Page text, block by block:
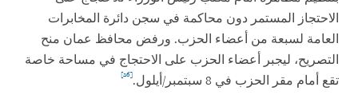
الاحتجاز المستمر دون محاكمة في سجن دائرة المخابرات
العامة لسبعة من أعضاء الحزب. ورفض محافظ عمان منح
التصريح، ليجبر أعضاء الحزب على الاحتجاج في مساحة خاصة
تقع أمام مقر الحزب في 8 سبتمبر/أيلول.
[26]